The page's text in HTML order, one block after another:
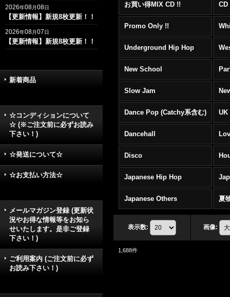
2026年08月08日
【更新情報】新規8枚更新！！
2026年08月07日
【更新情報】新規8枚更新！！
新着商品
☆コンディションについて
☆ (※ご注文前に必ずお読み
下さい！)
☆発送について☆
☆お支払い方法☆
メールマガジン登録 (更新状
況やお得な情報等をお知ら
せいたします。是非ご登録
下さい！)
ご利用案内 (ご注文前に必ず
お読み下さい！)
お買い得MIX CD !!
Promo Only !!
Underground Hip Hop
New School
Slow Jam
Dance Pop (Catchy系含む) UK
Dancehall
Disco
Japanese Hip Hop
Japanese Others 夏
表示数: 画像:
1,688件